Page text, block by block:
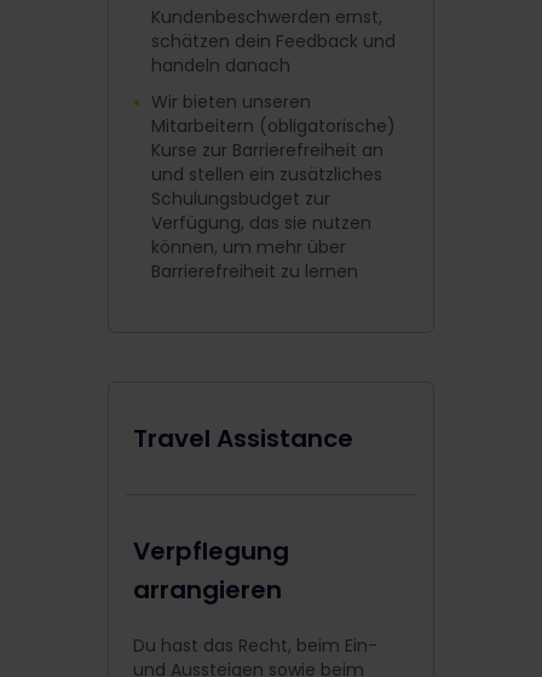
Kundenbeschwerden ernst,
schätzen dein Feedback und
handeln danach
Wir bieten unseren
Mitarbeitern (obligatorische)
Kurse zur Barrierefreiheit an
und stellen ein zusätzliches
Schulungsbudget zur
Verfügung, das sie nutzen
können, um mehr über
Barrierefreiheit zu lernen
Travel Assistance
Verpflegung
arrangieren
Du hast das Recht, beim Ein-
und Aussteigen sowie beim